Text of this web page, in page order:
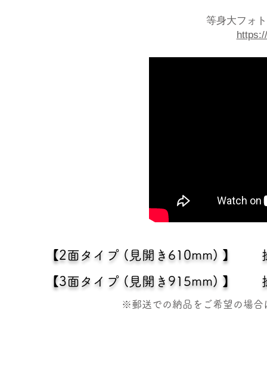
等身大フォ
【2面タイプ (見開き610mm) 】
【3面タイプ (見開き915mm) 】
※郵送での納品をご希望の場合